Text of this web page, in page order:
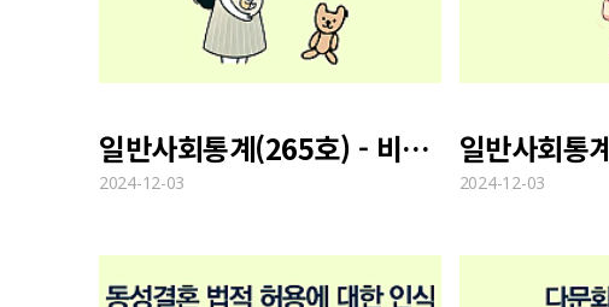
일반사회통계(265호) - 비혼 출산 실태 및 인식
2024-12-03 2024-12-03